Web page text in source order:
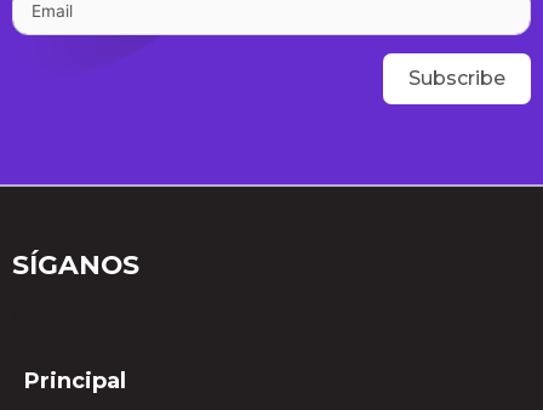
Subscribe
SÍGANOS
Principal